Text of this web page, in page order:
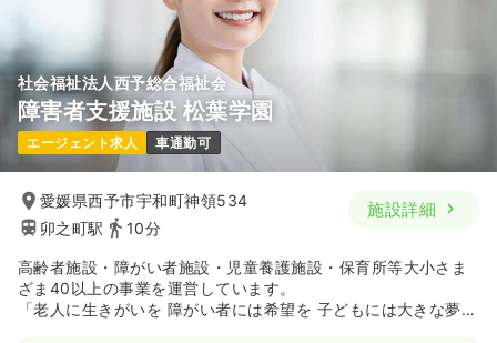
社会福祉法人西予総合福祉会
障害者支援施設 松葉学園
エージェント求人 車通勤可
愛媛県西予市宇和町神領534
卯之町駅
10分
施設詳細
高齢者施設・障がい者施設・児童養護施設・保育所等大小さま
ざま40以上の事業を運営しています。
「老人に生きがいを 障がい者には希望を 子どもには大きな夢